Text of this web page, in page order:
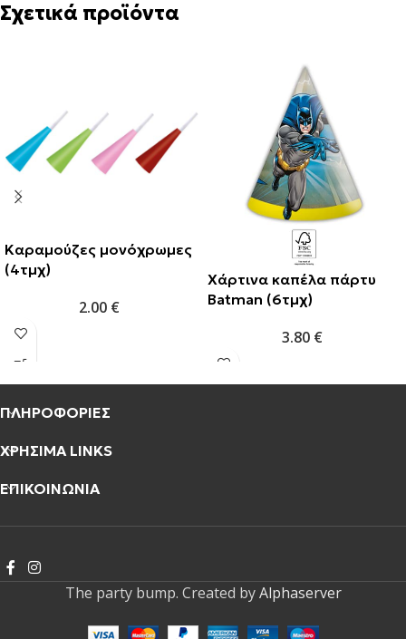
Σχετικά προϊόντα
Καραμούζες μονόχρωμες
(4τμχ)
2.00 €
Χάρτινα καπέλα πάρτυ
Batman (6τμχ)
3.80 €
ΠΛΗΡΟΦΟΡΙΕΣ
ΧΡΗΣΙΜΑ LINKS
ΕΠΙΚΟΙΝΩΝΙΑ
The party bump. Created byAlphaserver